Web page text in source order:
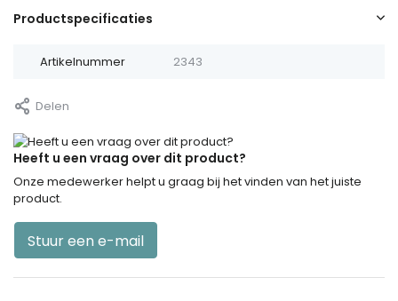
Productspecificaties
Artikelnummer 2343
Delen
Heeft u een vraag over dit product?
Onze medewerker helpt u graag bij het vinden van het juiste
product.
Stuur een e-mail